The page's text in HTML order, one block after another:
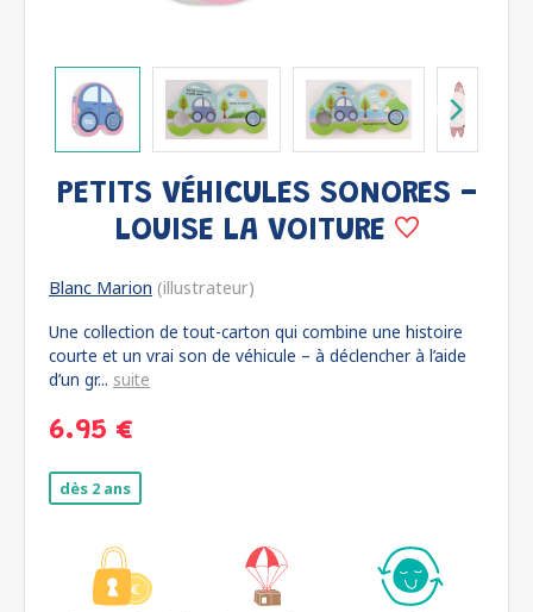
PETITS VÉHICULES SONORES -
LOUISE LA VOITURE
Blanc Marion (illustrateur)
Une collection de tout-carton qui combine une histoire
courte et un vrai son de véhicule – à déclencher à l’aide
d’un gr... suite
6.95 €
dès 2 ans